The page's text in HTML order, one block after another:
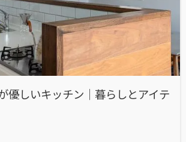
優しいキッチン｜暮らしとアイテ